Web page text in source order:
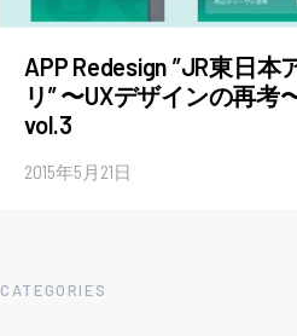
APP Redesign ”JR東日本
リ” 〜UXデザインの再考
vol.3
2015年5月21日
CATEGORIES